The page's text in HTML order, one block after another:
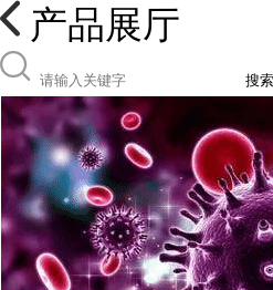
产品展厅
搜索